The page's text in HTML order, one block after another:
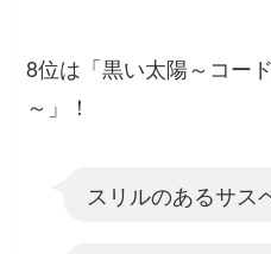
8位は「黒い太陽～コー
～」！
スリルのあるサス